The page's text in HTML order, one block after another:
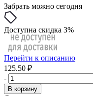
Забрать можно сегодня
Доступна скидка 3%
Перейти к описанию
125.50 ₽
-
В корзину